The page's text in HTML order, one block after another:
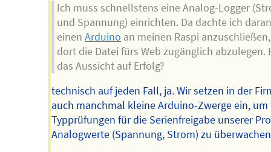
Ich muss schnellstens eine Analog-Logger
und Spannung) einrichten. Da dachte ich
einenArduino an meinen Raspi
dort die Datei fürs Web zugänglich abzulegen.
das Aussicht auf Erfolg?
technisch auf jeden Fall, ja. Wir setzen in der
auch manchmal kleine Arduino-Zwerge ein, um
Typprüfungen für die Serienfreigabe unserer
Analogwerte (Spannung, Strom) zu